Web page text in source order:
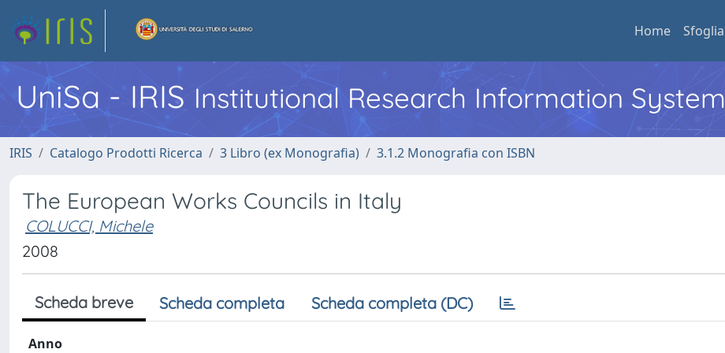
Home Sfoglia
UniSa - IRIS Institutional Research Information System
IRIS Catalogo Prodotti Ricerca 3 Libro (ex Monografia) 3.1.2 Monografia con ISBN
The European Works Councils in Italy
COLUCCI, Michele
2008
Scheda breve Scheda completa Scheda completa (DC)
Anno